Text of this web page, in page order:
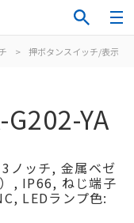
> 押ボタンスイッチ/表示灯
YA
ノッチ, 金属ベゼ
, IP66, ねじ端子
LEDランプ色: